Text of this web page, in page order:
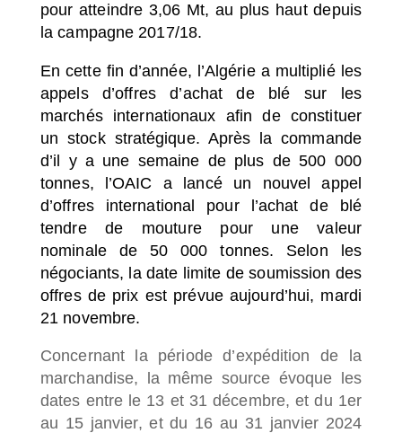
pour atteindre 3,06 Mt, au plus haut depuis
la campagne 2017/18.
En cette fin d’année, l’Algérie a multiplié les
appels d’offres d’achat de blé sur les
marchés internationaux afin de constituer
un stock stratégique. Après la commande
d’il y a une semaine de plus de 500 000
tonnes, l’OAIC a lancé un nouvel appel
d’offres international pour l’achat de blé
tendre de mouture pour une valeur
nominale de 50 000 tonnes. Selon les
négociants, la date limite de soumission des
offres de prix est prévue aujourd’hui, mardi
21 novembre.
Concernant la période d’expédition de la
marchandise, la même source évoque les
dates entre le 13 et 31 décembre, et du 1er
au 15 janvier, et du 16 au 31 janvier 2024